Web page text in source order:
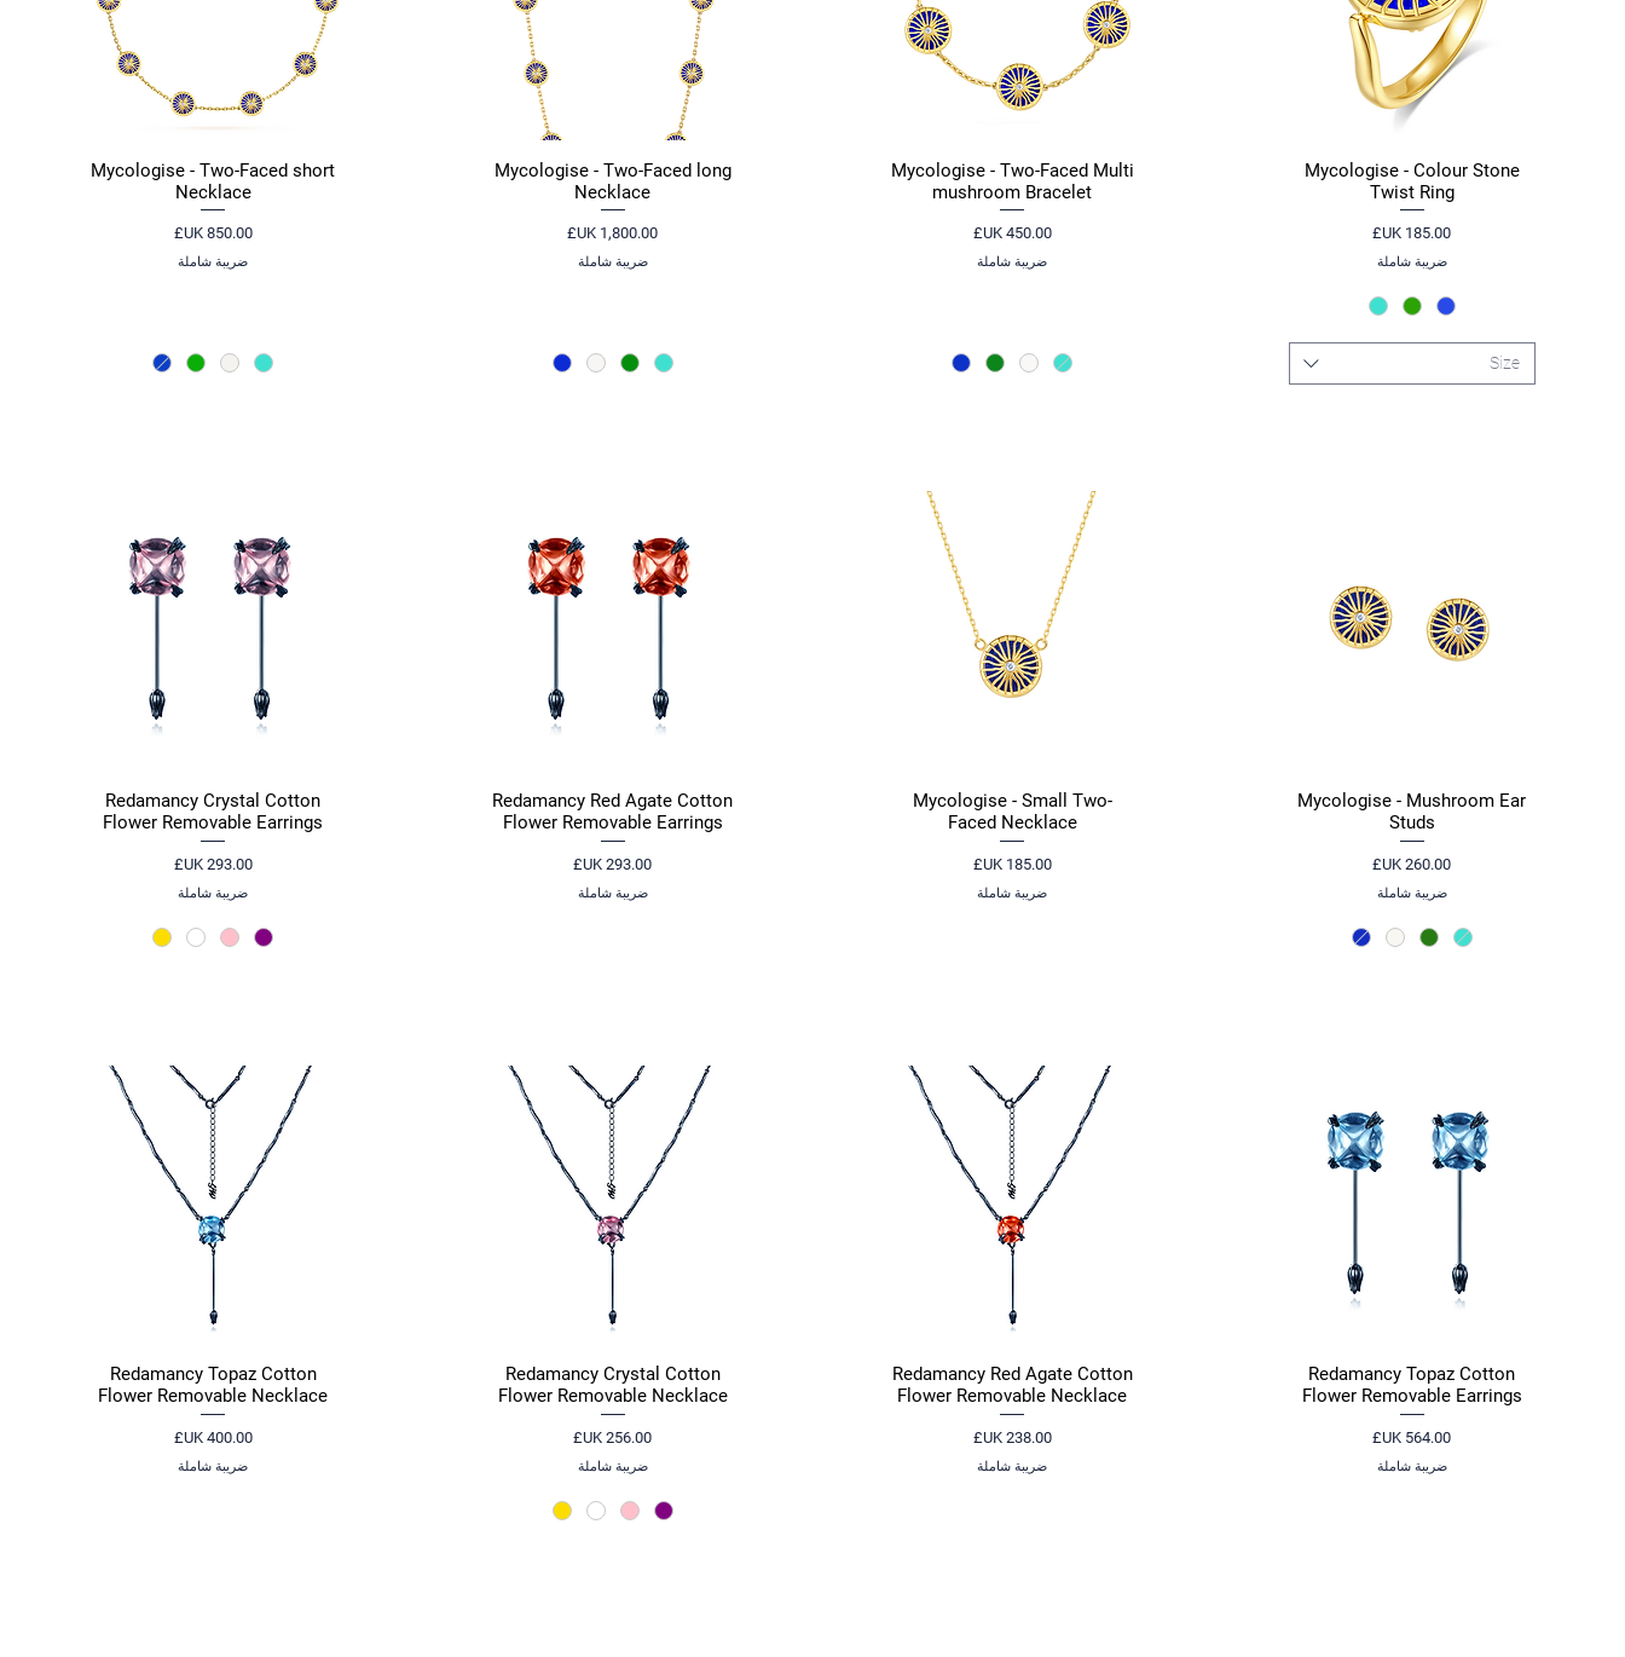
العرض السريع
Mycologise - Colour Stone
Twist Ring
السعر
ضريبة شاملة
Size
العرض السريع
Mycologise - Two-Faced Multi
mushroom Bracelet
السعر‏450.00 UK£
ضريبة شاملة
العرض السريع
Mycologise - Two-Faced long
Necklace
السعر
ضريبة شاملة
العرض السريع
Mycologise - Two-Faced short
Necklace
السعر‏850.00 UK£
ضريبة شاملة
العرض السريع
Mycologise - Mushroom Ear
Studs
السعر
ضريبة شاملة
العرض السريع
Mycologise - Small Two-
Faced Necklace
السعر‏185.00 UK£
ضريبة شاملة
العرض السريع
Redamancy Red Agate Cotton
Flower Removable Earrings
السعر
ضريبة شاملة
العرض السريع
Redamancy Crystal Cotton
Flower Removable Earrings
السعر‏293.00 UK£
ضريبة شاملة
العرض السريع
Redamancy Topaz Cotton
Flower Removable Earrings
السعر
ضريبة شاملة
العرض السريع
Redamancy Red Agate Cotton
Flower Removable Necklace
السعر‏238.00 UK£
ضريبة شاملة
العرض السريع
Redamancy Crystal Cotton
Flower Removable Necklace
السعر
ضريبة شاملة
العرض السريع
Redamancy Topaz Cotton
Flower Removable Necklace
السعر‏400.00 UK£
ضريبة شاملة